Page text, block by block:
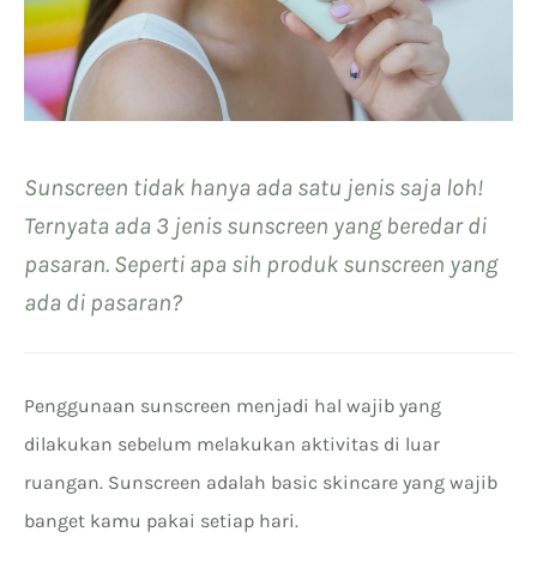
Sunscreen tidak hanya ada satu jenis saja loh!
Ternyata ada 3 jenis sunscreen yang beredar di
pasaran. Seperti apa sih produk sunscreen yang
ada di pasaran?
Penggunaan sunscreen menjadi hal wajib yang
dilakukan sebelum melakukan aktivitas di luar
ruangan. Sunscreen adalah basic skincare yang wajib
banget kamu pakai setiap hari.